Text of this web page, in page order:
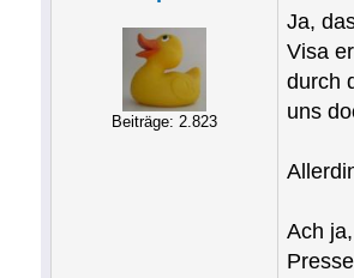
Beiträge: 2.823
Ja,
Visa
durch
uns
Ach